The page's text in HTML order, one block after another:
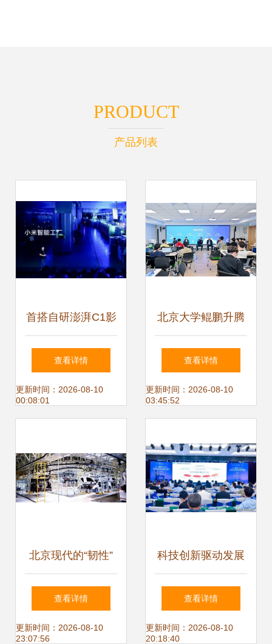
PRODUCT
产品列表
首搭自研澎湃C1影
像芯片，小米MIX
FOLD折叠屏手机
好瞬间
查看详情
更新时间：2026-08-10
00:08:01
北京大学鲲鹏升腾
科教创新卓越中心
特训营圆满举办，
开发新生态
查看详情
更新时间：2026-08-10
03:45:52
北京现代的“韧性”
以软件技术开发为
引擎的转型之路
查看详情
更新时间：2026-08-10
23:07:56
科技创新驱动发展
菏泽高新区加速布
局功能性食品产业
查看详情
更新时间：2026-08-10
20:18:40